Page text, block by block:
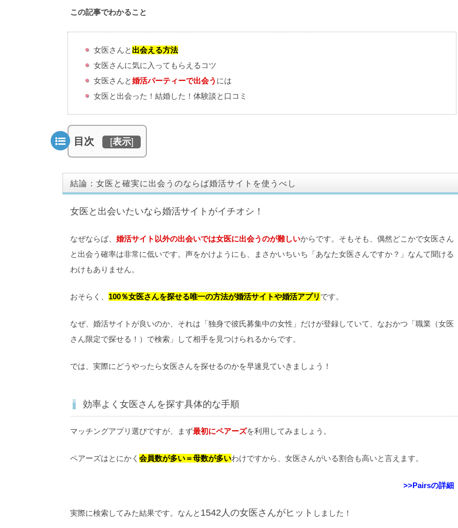
この記事でわかること
女医さんと 出会える方法
女医さんに気に入ってもらえるコツ
女医さんと婚活パーティーで出会う には
女医と出会った！結婚した！体験談と口コミ
目次 [表示]
結論：女医と確実に出会うのならば婚活サイトを使うべし
女医と出会いたいなら婚活サイトがイチオシ！
なぜならば、 婚活サイト以外の出会いでは女医に出会うのが難しいからです。そもそも、偶然どこかで女医さん
と出会う確率は非常に低いです。声をかけようにも、まさかいちいち「あなた女医さんですか？」なんて聞ける
わけもありません。
おそらく、 100％女医さんを探せる唯一の方法が婚活サイトや婚活アプリ です。
なぜ、婚活サイトが良いのか、それは「独身で彼氏募集中の女性」だけが登録していて、なおかつ「職業（女医
さん限定で探せる！）で検索」して相手を見つけられるからです。
では、実際にどうやったら女医さんを探せるのかを早速見ていきましょう！
効率よく女医さんを探す具体的な手順
マッチングアプリ選びですが、まず最初にペアーズを利用してみましょう。
ペアーズはとにかく 会員数が多い＝母数が多いわけですから、女医さんがいる割合も高いと言えます。
>>Pairsの詳細
実際に検索してみた結果です。なんと 1542人の女医さんがヒット しました！